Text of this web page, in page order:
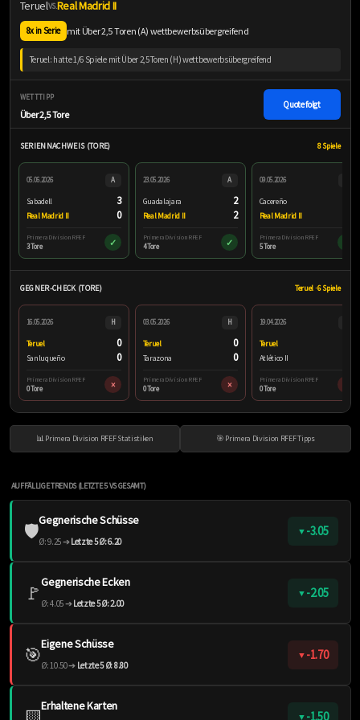
TeruelVS.Real Madrid II
8x in Serie mit Über 2,5 Toren (A) wettbewerbsübergreifend
Teruel: hatte 1/6 Spiele mit Über 2,5 Toren (H) wettbewerbsübergreifend
WETTTIPP
Über 2,5 Tore
Quote folgt
SERIENNACHWEIS (TORE) 8 Spiele
05.06.2026 A
Sabadell 3
Real Madrid II 0
Primera Division RFEF
3 Tore ✓
23.05.2026 A
Guadalajara 2
Real Madrid II 2
Primera Division RFEF
4 Tore ✓
09.05.2026
Cacereño
Real Madrid II
Primera Division RFEF
5 Tore
GEGNER-CHECK (TORE) Teruel · 6 Spiele
16.05.2026 H
Teruel 0
Sanluqueño 0
Primera Division RFEF
0 Tore ×
03.05.2026 H
Teruel 0
Tarazona 0
Primera Division RFEF
0 Tore ×
19.04.2026
Teruel
Atlético II
Primera Division RFEF
0 Tore
📊 Primera Division RFEF Statistiken 🎯 Primera Division RFEF Tipps
AUFFÄLLIGE TRENDS (LETZTE 5 VS GESAMT)
🛡️Gegnerische Schüsse
Ø: 9.25 ➔Letzte 5 Ø: 6.20
▼ -3.05
🚩Gegnerische Ecken
Ø: 4.05 ➔Letzte 5 Ø: 2.00
▼ -2.05
🎯Eigene Schüsse
Ø: 10.50 ➔ Letzte 5 Ø: 8.80
▼ -1.70
Erhaltene Karten
▼ -1.50